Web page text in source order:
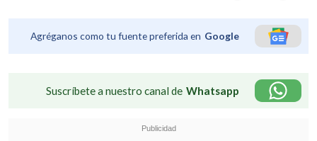
Agréganos como tu fuente preferida en Google
Suscríbete a nuestro canal de Whatsapp